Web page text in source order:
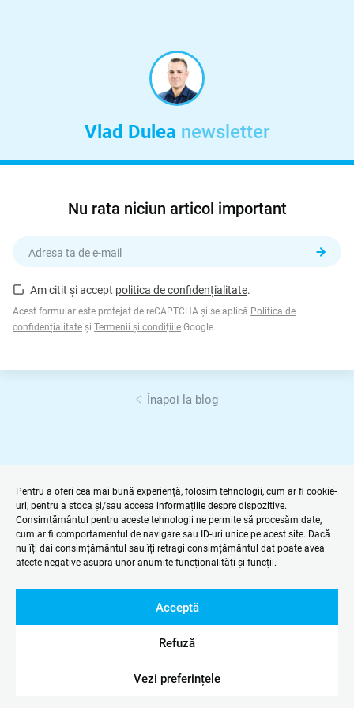
Pentru a oferi cea mai bună experiență, folosim tehnologii, cum ar fi cookie-
uri, pentru a stoca și/sau accesa informațiile despre dispozitive.
Consimțământul pentru aceste tehnologii ne permite să procesăm date,
cum ar fi comportamentul de navigare sau ID-uri unice pe acest site. Dacă
nu îți dai consimțământul sau îți retragi consimțământul dat poate avea
afecte negative asupra unor anumite funcționalități și funcții.
Acceptă
Refuză
Vezi preferințele
Vlad Dulea newsletter
Nu rata niciun articol important
Am citit și accept politica de confidențialitate.
Acest formular este protejat de reCAPTCHA și se aplică Politica de
confidențialitate și Termenii și condițiile Google.
Înapoi la blog